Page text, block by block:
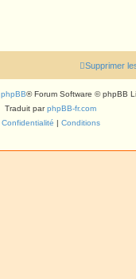
Supprimer
phpBB® Forum Software © phpBB
Traduit parphpBB-fr.com
Confidentialité | Conditions